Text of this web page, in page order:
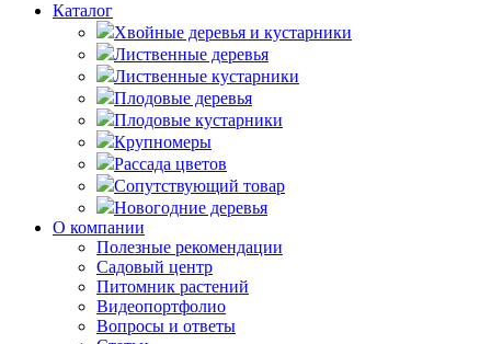
Каталог
Хвойные деревья и кустарники
Лиственные деревья
Лиственные кустарники
Плодовые деревья
Плодовые кустарники
Крупномеры
Рассада цветов
Сопутствующий товар
Новогодние деревья
О компании
Полезные рекомендации
Садовый центр
Питомник растений
Видеопортфолио
Вопросы и ответы